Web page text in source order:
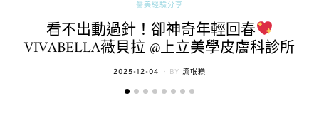
醫美經驗分享
看不出動過針！卻神奇年輕回春
VIVABELLA薇貝拉 @上立美學皮膚科診所
POSTED
2025-12-04 BY 流氓顆